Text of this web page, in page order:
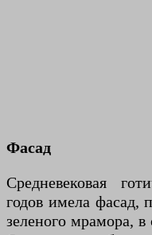
Фасад
Средневековая
годов имела фасад,
зеленого мрамора,